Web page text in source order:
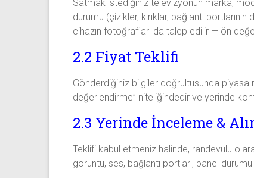
Satmak istediğiniz televizyonun marka,
durumu (çizikler, kırıklar, bağlantı
cihazın fotoğrafları da talep edilir — ön
2.2 Fiyat Teklifi
Gönderdiğiniz bilgiler doğrultusunda piyasa
değerlendirme” niteliğindedir ve yerinde
2.3 Yerinde İnceleme &
Teklifi kabul etmeniz halinde, randevulu
görüntü, ses, bağlantı portları, panel